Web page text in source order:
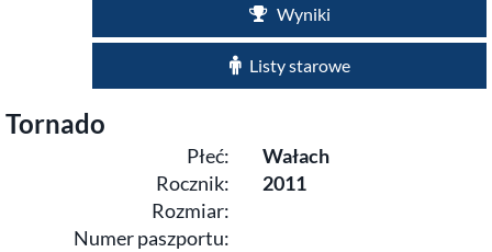
Wyniki
Listy starowe
Tornado
Płeć:
Wałach
Rocznik:
2011
Rozmiar:
Numer paszportu: